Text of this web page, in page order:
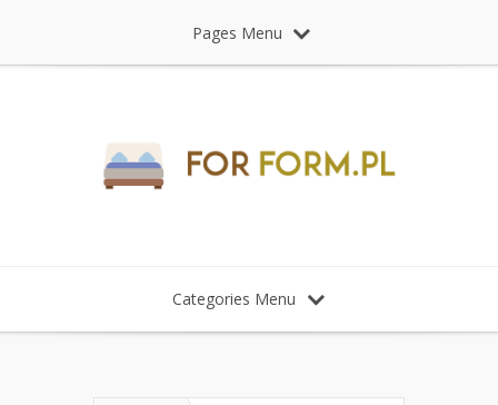
Pages Menu
Categories Menu